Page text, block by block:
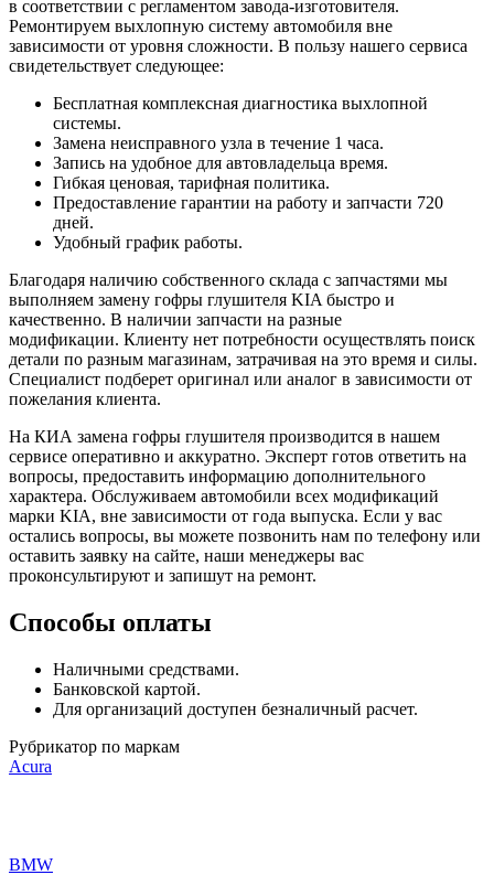
в соответствии с регламентом завода-изготовителя.
Ремонтируем выхлопную систему автомобиля вне
зависимости от уровня сложности. В пользу нашего сервиса
свидетельствует следующее:
Бесплатная комплексная диагностика выхлопной
системы.
Замена неисправного узла в течение 1 часа.
Запись на удобное для автовладельца время.
Гибкая ценовая, тарифная политика.
Предоставление гарантии на работу и запчасти 720
дней.
Удобный график работы.
Благодаря наличию собственного склада с запчастями мы
выполняем замену гофры глушителя KIA быстро и
качественно. В наличии запчасти на разные
модификации. Клиенту нет потребности осуществлять поиск
детали по разным магазинам, затрачивая на это время и силы.
Специалист подберет оригинал или аналог в зависимости от
пожелания клиента.
На КИА замена гофры глушителя производится в нашем
сервисе оперативно и аккуратно. Эксперт готов ответить на
вопросы, предоставить информацию дополнительного
характера. Обслуживаем автомобили всех модификаций
марки KIA, вне зависимости от года выпуска. Если у вас
остались вопросы, вы можете позвонить нам по телефону или
оставить заявку на сайте, наши менеджеры вас
проконсультируют и запишут на ремонт.
Способы оплаты
Наличными средствами.
Банковской картой.
Для организаций доступен безналичный расчет.
Рубрикатор по маркам
Acura
BMW